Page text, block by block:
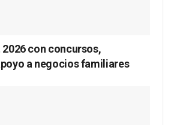
con concursos,
a negocios familiares